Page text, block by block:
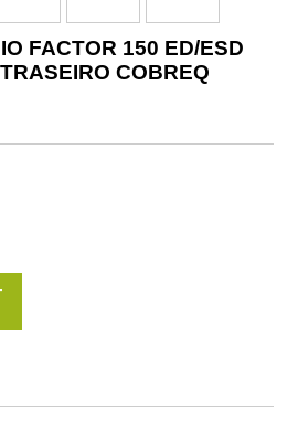
FACTOR 150 ED/ESD
COBREQ